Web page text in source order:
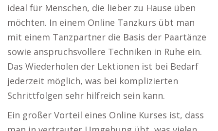
ideal für Menschen, die lieber zu Hause üben
möchten. In einem Online Tanzkurs übt man
mit einem Tanzpartner die Basis der Paartänze
sowie anspruchsvollere Techniken in Ruhe ein.
Das Wiederholen der Lektionen ist bei Bedarf
jederzeit möglich, was bei komplizierten
Schrittfolgen sehr hilfreich sein kann.
Ein großer Vorteil eines Online Kurses ist, dass